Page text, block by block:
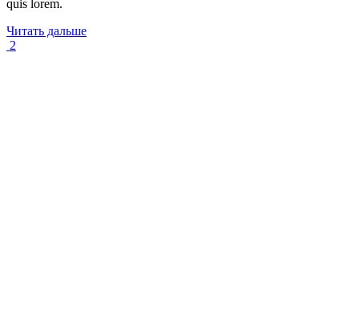
quis lorem.
Читать дальше
2